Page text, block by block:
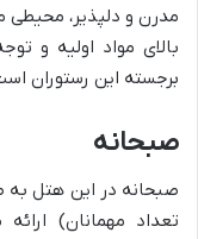
مدرن و دلپذیر،
بالای مواد اولیه و
برجسته این رستوران
صبحانه
صبحانه در این هتل
تعداد مهمانان)